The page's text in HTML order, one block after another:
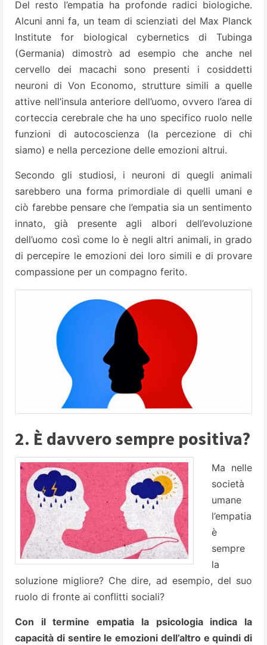
Del resto l’empatia ha profonde radici biologiche.
Alcuni anni fa, un team di scienziati del Max Planck
Institute for biological cybernetics di Tubinga
(Germania) dimostrò ad esempio che anche nel
cervello dei macachi sono presenti i cosiddetti
neuroni di Von Economo, strutture simili a quelle
attive nell’insula anteriore dell’uomo, ovvero l’area di
corteccia cerebrale che ha uno specifico ruolo nelle
funzioni di autocoscienza (la percezione di chi
siamo) e nella percezione delle emozioni altrui.
Secondo gli studiosi, i neuroni di quegli animali
sarebbero una forma primordiale di quelli umani e
ciò farebbe pensare che l’empatia sia un sentimento
innato, già presente agli albori dell’evoluzione
dell’uomo così come lo è negli altri animali, in grado
di percepire le emozioni dei loro simili e di provare
compassione per un compagno ferito.
2. È davvero sempre positiva?
Ma nelle
società
umane
l’empatia
è
sempre
la
soluzione migliore? Che dire, ad esempio, del suo
ruolo di fronte ai conflitti sociali?
Con il termine empatia la psicologia indica la
capacità di sentire le emozioni dell’altro e quindi di